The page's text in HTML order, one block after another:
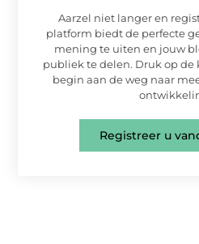
Aarzel niet langer en
platform biedt de perfecte
mening te uiten en jouw
publiek te delen. Druk op de
begin aan de weg naar
Registreer u